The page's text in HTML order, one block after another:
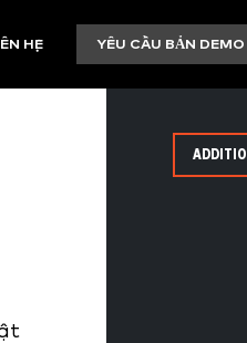
HỆ YÊU CẦU BẢN DEMO